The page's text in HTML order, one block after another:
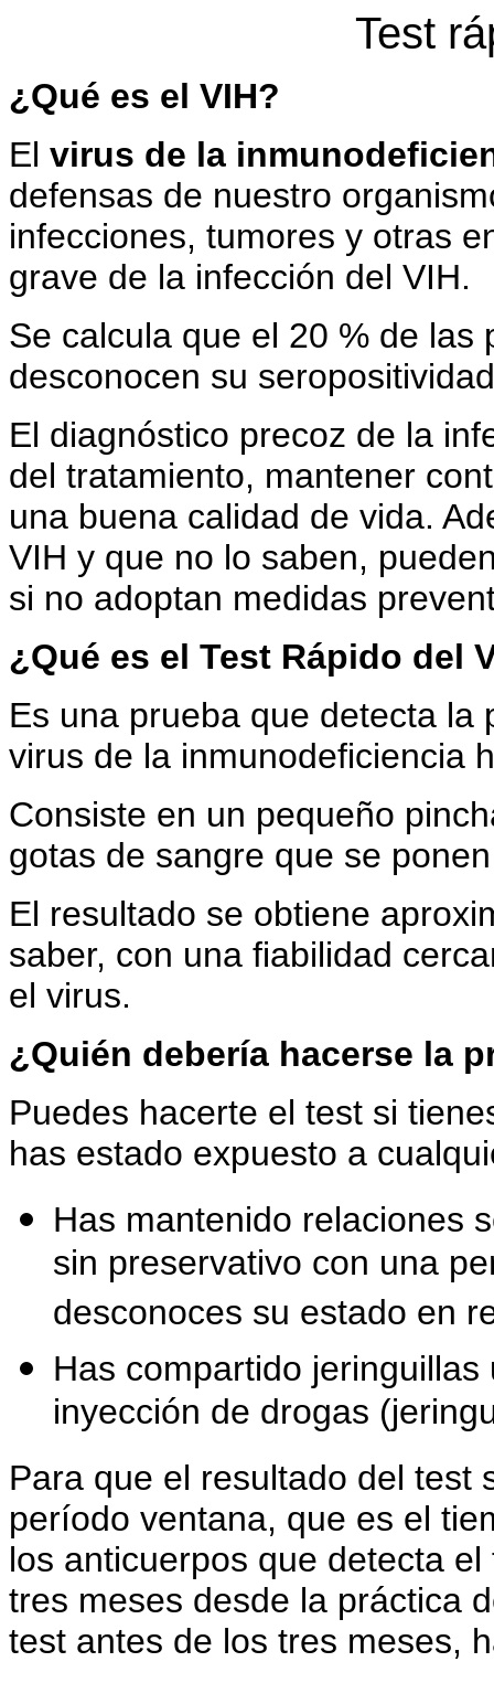
Test
¿Qué es el VIH?
El virus de la
defensas de nuestro
infecciones, tumores y otras
grave de la infección del VIH.
Se calcula que el 20 % de las
desconocen su
El diagnóstico precoz de la
del tratamiento, mantener
una buena calidad de vida.
VIH y que no lo saben,
si no adoptan medidas
¿Qué es el Test Rápido del
Es una prueba que detecta
virus de la inmunodeficiencia
Consiste en un pequeño
gotas de sangre que se
El resultado se obtiene
saber, con una fiabilidad
el virus.
¿Quién debería hacerse la
Puedes hacerte el test si
has estado expuesto a
Has mantenido relaciones
sin preservativo con una
desconoces su estado en
Has compartido
inyección de drogas
Para que el resultado del test
período ventana, que es el
los anticuerpos que detecta
tres meses desde la práctica
test antes de los tres meses,